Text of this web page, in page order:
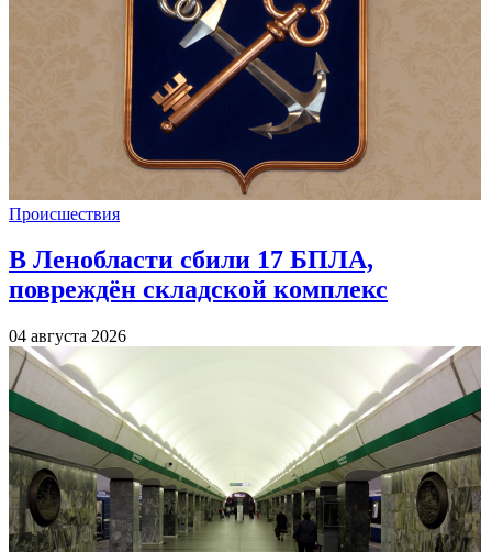
Происшествия
В Ленобласти сбили 17 БПЛА,
повреждён складской комплекс
04 августа 2026